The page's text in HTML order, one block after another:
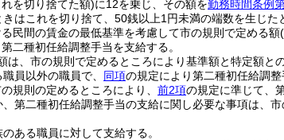
を切り捨てた額)に12を乗じ、その額を勤務時間条例
はこれを切り捨て、50銭以上1円未満の端数を生じ
民間の賃金の最低基準を考慮して市の規則で定める額(
二種初任給調整手当を支給する。
は、市の規則で定めるところにより基準額と特定額と
員以外の職員で、 同項の規定により第二種初任給調
規則の定めるところにより、 前2項の規定に準じて、
第二種初任給調整手当の支給に関し必要な事項は、市
ある職員に対して支給する。